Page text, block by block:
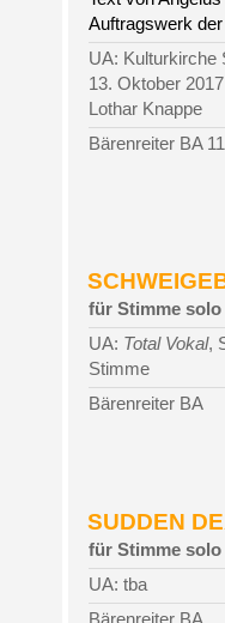
Auftragswerk
UA: Kulturkirche
13. Oktober
Lothar Knappe
Bärenreiter BA
für Stimme solo
UA: Total Vokal,
Stimme
Bärenreiter BA
SUDDEN
für Stimme solo
UA: tba